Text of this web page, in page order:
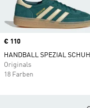
Price
€ 110
HANDBALL SPEZIAL SCHUH
Originals
18 Farben